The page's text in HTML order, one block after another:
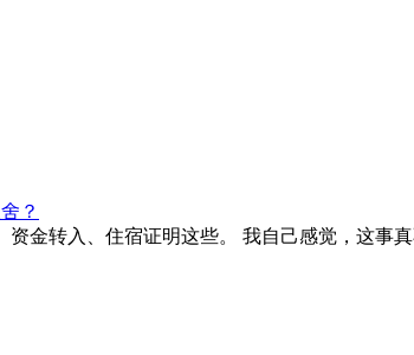
？
金转入、住宿证明这些。 我自己感觉，这